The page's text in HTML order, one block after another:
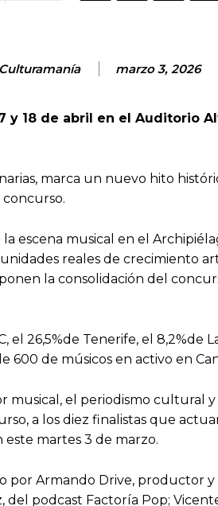
Culturamanía marzo 3, 2026
y 18 de abril en el Auditorio
marca un nuevo hito
concurso.
escena musical en el
reales de crecimiento
la consolidación del
el 26,5%de Tenerife, el
de músicos en activo en
el periodismo cultural
a los diez finalistas que
martes 3 de marzo.
Armando Drive, productor
podcast Factoría Pop;